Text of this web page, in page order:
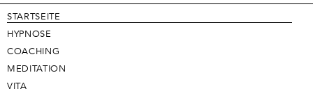
Navigation
überspringen
STARTSEITE
HYPNOSE
COACHING
MEDITATION
VITA